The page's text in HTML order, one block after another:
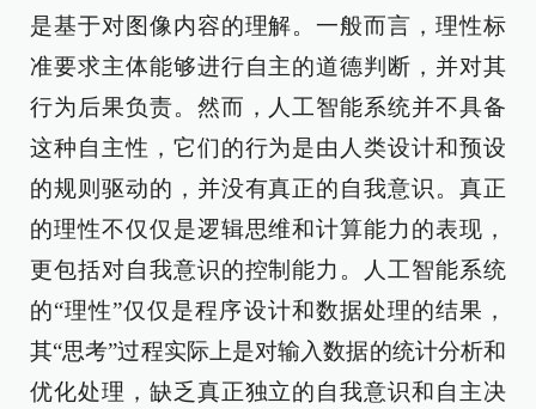
是基于对图像内容的理解。一般而言，理性标
准要求主体能够进行自主的道德判断，并对其
行为后果负责。然而，人工智能系统并不具备
这种自主性，它们的行为是由人类设计和预设
的规则驱动的，并没有真正的自我意识。真正
的理性不仅仅是逻辑思维和计算能力的表现，
更包括对自我意识的控制能力。人工智能系统
的“理性”仅仅是程序设计和数据处理的结果，
其“思考”过程实际上是对输入数据的统计分析和
优化处理，缺乏真正独立的自我意识和自主决